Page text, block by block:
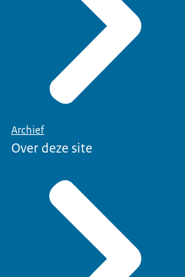
Archief
Over deze site